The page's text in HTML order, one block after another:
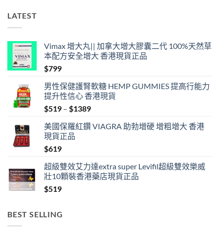
LATEST
Vimax 增大丸|| 加拿大增大膠囊二代 100%天然草
本配方安全增大 香港現貨正品
$799
男性保健護腎軟糖 HEMP GUMMIES 提高行能力
提升性信心 香港現貨
$519 – $1389Price
$519
美國保羅紅鑽 VIAGRA 助勃增硬 增粗增大 香港
現貨正品
$619
超級雙效艾力達extra super Levifil超級雙效樂威
壯10顆裝香港藥店現貨正品
$519
BEST SELLING